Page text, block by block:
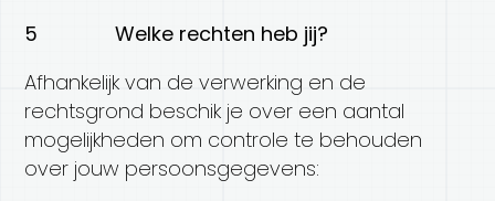
5 Welke rechten heb jij?
Afhankelijk van de verwerking en de
rechtsgrond beschik je over een aantal
mogelijkheden om controle te behouden
over jouw persoonsgegevens: